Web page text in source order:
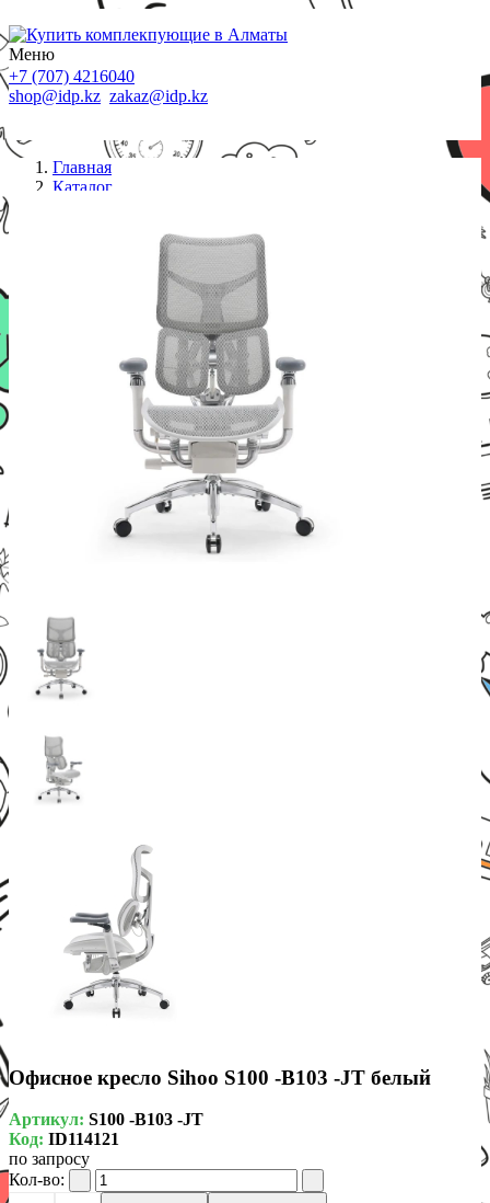
Меню
+7 (707) 4216040
shop@idp.kz zakaz@idp.kz
Главная
Каталог
Офисное кресло Sihoo S100 -B103 -JT белый
Артикул: S100 -B103 -JT
Код: ID114121
по запросу
Кол-во: